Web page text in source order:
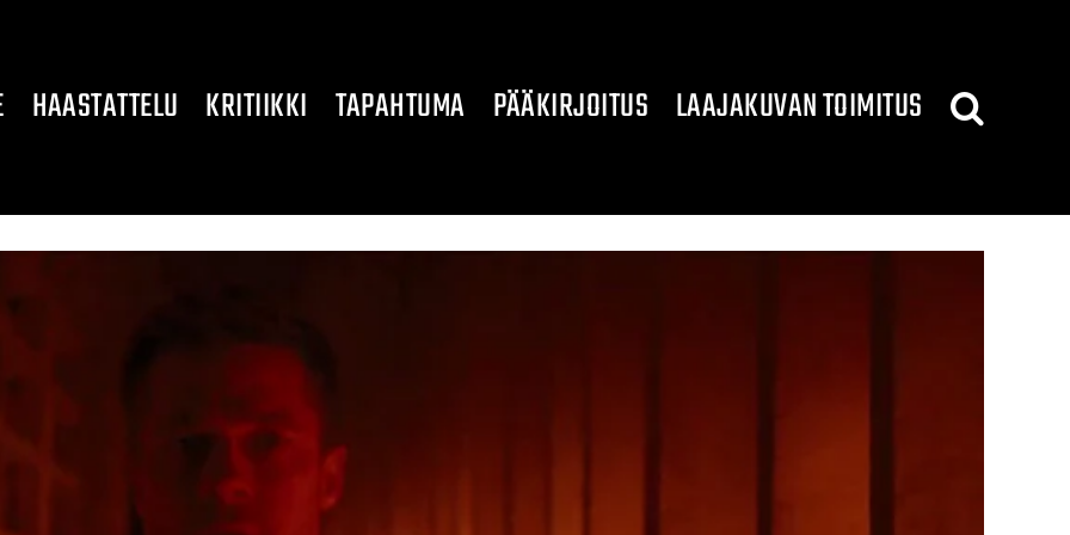
HAASTATTELU KRITIIKKI TAPAHTUMA PÄÄKIRJOITUS LAAJAKUVAN TOIMITUS